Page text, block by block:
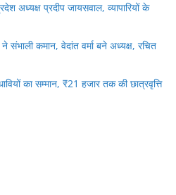
अध्यक्ष प्रदीप जायसवाल, व्यापारियों के
कमान, वेदांत वर्मा बने अध्यक्ष, रचित
का सम्मान, ₹21 हजार तक की छात्रवृत्ति